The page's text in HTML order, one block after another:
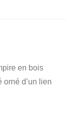
en bois
orné d’un lien